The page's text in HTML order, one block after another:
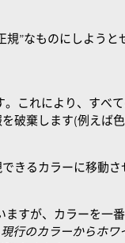
規”なものにしようと
。これにより、すべ
破棄します(例えば色
きるカラーに移動さ
ますが、カラーを一
現行のカラーからホ